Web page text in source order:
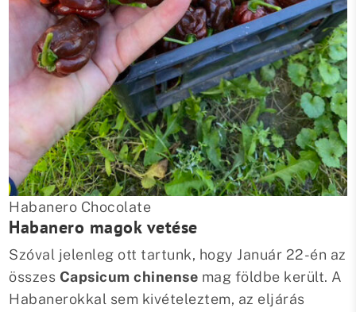
Habanero Chocolate
Habanero magok vetése
Szóval jelenleg ott tartunk, hogy Január 22-én az
összes Capsicum chinense mag földbe került. A
Habanerokkal sem kivételeztem, az eljárás